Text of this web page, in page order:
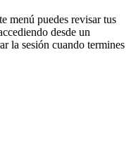
menú puedes revisar tus
desde un
la sesión cuando termines